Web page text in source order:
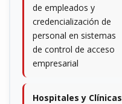
de empleados y
credencialización de
personal en sistemas
de control de acceso
empresarial
Hospitales y Clínicas